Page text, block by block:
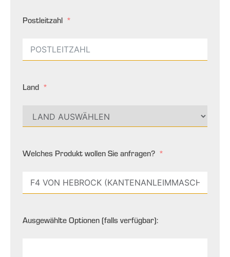
Postleitzahl
Land
Welches Produkt wollen Sie anfragen?
Ausgewählte Optionen (falls verfügbar):